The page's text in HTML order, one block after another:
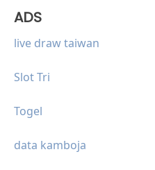
ADS
live draw taiwan
Slot Tri
Togel
data kamboja